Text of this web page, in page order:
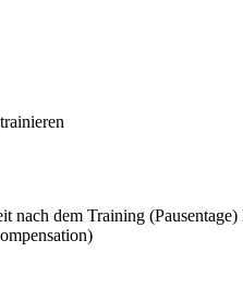
nach dem Training